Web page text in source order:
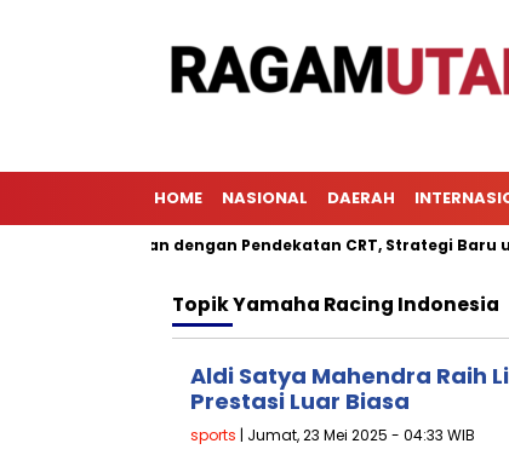
HOME NASIONAL DAERAH
Pembelajaran dengan Pendekatan CRT, Strategi Baru
TopikYamaha Racing Indonesia
Aldi Satya Mahendra Raih
Prestasi Luar Biasa
sports | Jumat, 23 Mei 2025 - 04:33 WIB